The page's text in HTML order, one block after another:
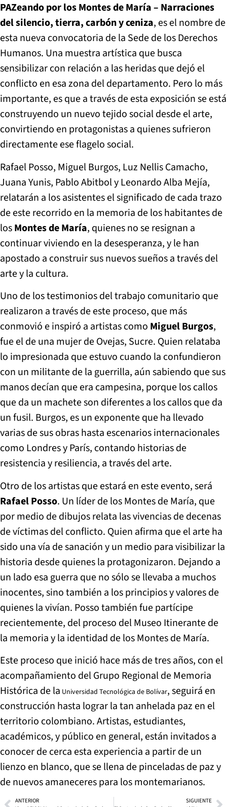
PAZeando por los Montes de María – Narraciones
del silencio, tierra, carbón y ceniza, es el nombre de
esta nueva convocatoria de la Sede de los Derechos
Humanos. Una muestra artística que busca
sensibilizar con relación a las heridas que dejó el
conflicto en esa zona del departamento. Pero lo más
importante, es que a través de esta exposición se está
construyendo un nuevo tejido social desde el arte,
convirtiendo en protagonistas a quienes sufrieron
directamente ese flagelo social.
Rafael Posso, Miguel Burgos, Luz Nellis Camacho,
Juana Yunis, Pablo Abitbol y Leonardo Alba Mejía,
relatarán a los asistentes el significado de cada trazo
de este recorrido en la memoria de los habitantes de
losMontes de María, quienes no se resignan a
continuar viviendo en la desesperanza, y le han
apostado a construir sus nuevos sueños a través del
arte y la cultura.
Uno de los testimonios del trabajo comunitario que
realizaron a través de este proceso, que más
conmovió e inspiró a artistas como Miguel Burgos,
fue el de una mujer de Ovejas, Sucre. Quien relataba
lo impresionada que estuvo cuando la confundieron
con un militante de la guerrilla, aún sabiendo que sus
manos decían que era campesina, porque los callos
que da un machete son diferentes a los callos que da
un fusil. Burgos, es un exponente que ha llevado
varias de sus obras hasta escenarios internacionales
como Londres y París, contando historias de
resistencia y resiliencia, a través del arte.
Otro de los artistas que estará en este evento, será
Rafael Posso. Un líder de los Montes de María, que
por medio de dibujos relata las vivencias de decenas
de víctimas del conflicto. Quien afirma que el arte ha
sido una vía de sanación y un medio para visibilizar la
historia desde quienes la protagonizaron. Dejando a
un lado esa guerra que no sólo se llevaba a muchos
inocentes, sino también a los principios y valores de
quienes la vivían. Posso también fue partícipe
recientemente, del proceso del Museo Itinerante de
la memoria y la identidad de los Montes de María.
Este proceso que inició hace más de tres años, con el
acompañamiento del Grupo Regional de Memoria
Histórica de la Universidad Tecnológica de Bolívar, seguirá en
construcción hasta lograr la tan anhelada paz en el
territorio colombiano. Artistas, estudiantes,
académicos, y público en general, están invitados a
conocer de cerca esta experiencia a partir de un
lienzo en blanco, que se llena de pinceladas de paz y
de nuevos amaneceres para los montemarianos.
ANTERIOR SIGUIENTE